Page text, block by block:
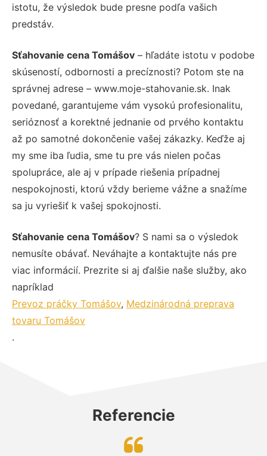
istotu, že výsledok bude presne podľa vašich
predstáv.
Sťahovanie cena Tomášov – hľadáte istotu v podobe
skúseností, odbornosti a precíznosti? Potom ste na
správnej adrese – www.moje-stahovanie.sk. Inak
povedané, garantujeme vám vysokú profesionalitu,
serióznosť a korektné jednanie od prvého kontaktu
až po samotné dokončenie vašej zákazky. Keďže aj
my sme iba ľudia, sme tu pre vás nielen počas
spolupráce, ale aj v prípade riešenia prípadnej
nespokojnosti, ktorú vždy berieme vážne a snažíme
sa ju vyriešiť k vašej spokojnosti.
Sťahovanie cena Tomášov? S nami sa o výsledok
nemusíte obávať. Neváhajte a kontaktujte nás pre
viac informácií. Prezrite si aj ďalšie naše služby, ako
napríklad
Prevoz práčky Tomášov, Medzinárodná preprava
tovaru Tomášov
.
Referencie